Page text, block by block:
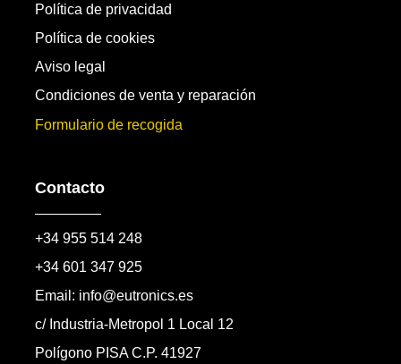
Política de privacidad
Política de cookies
Aviso legal
Condiciones de venta y reparación
Formulario de recogida
Contacto
+34 955 514 248
+34 601 347 925
Email: info@eutronics.es
c/ Industria-Metropol 1 Local 12
Polígono PISA C.P. 41927